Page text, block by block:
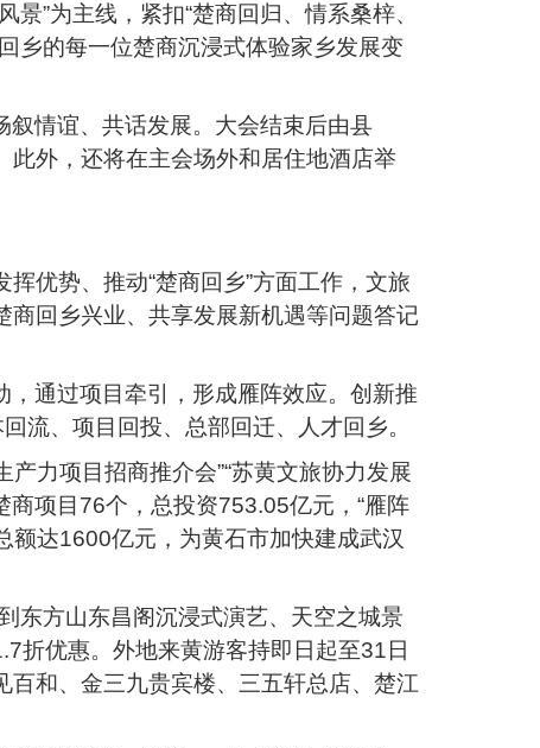
”为主线，紧扣“楚商回归、情系桑梓、
乡的每一位楚商沉浸式体验家乡发展变
情谊、共话发展。大会结束后由县
此外，还将在主会场外和居住地酒店举
优势、推动“楚商回乡”方面工作，文旅
回乡兴业、共享发展新机遇等问题答记
，通过项目牵引，形成雁阵效应。创新推
流、项目回投、总部回迁、人才回乡。
力项目招商推介会”“苏黄文旅协力发展
商项目76个，总投资753.05亿元，“雁阵
额达1600亿元，为黄石市加快建成武汉
东方山东昌阁沉浸式演艺、天空之城景
折优惠。外地来黄游客持即日起至31日
和、金三九贵宾楼、三五轩总店、楚江